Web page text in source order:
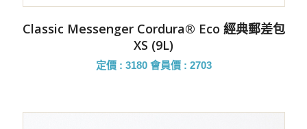
Classic Messenger Cordura® Eco 經典郵差包
XS (9L)
定價 : 3180 會員價 : 2703